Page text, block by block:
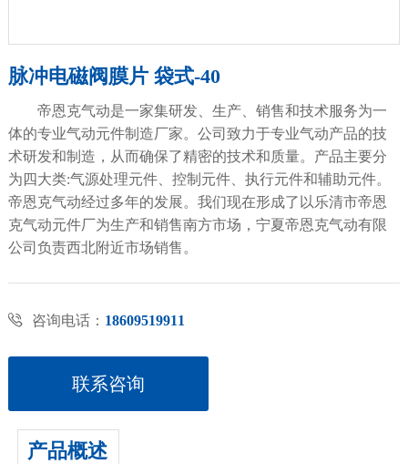
脉冲电磁阀膜片 袋式-40
帝恩克气动是一家集研发、生产、销售和技术服务为一
体的专业气动元件制造厂家。公司致力于专业气动产品的技
术研发和制造，从而确保了精密的技术和质量。产品主要分
为四大类:气源处理元件、控制元件、执行元件和辅助元件。
帝恩克气动经过多年的发展。我们现在形成了以乐清市帝恩
克气动元件厂为生产和销售南方市场，宁夏帝恩克气动有限
公司负责西北附近市场销售。
 咨询电话： 18609519911
联系咨询
产品概述